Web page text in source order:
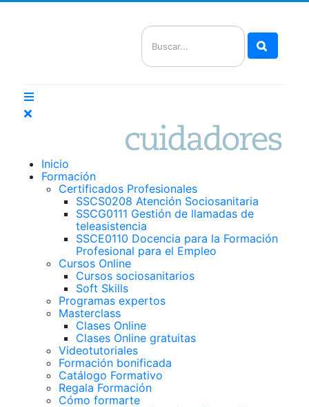
Inicio
Formación
Certificados Profesionales
SSCS0208 Atención Sociosanitaria
SSCG0111 Gestión de llamadas de
teleasistencia
SSCE0110 Docencia para la Formación
Profesional para el Empleo
Cursos Online
Cursos sociosanitarios
Soft Skills
Programas expertos
Masterclass
Clases Online
Clases Online gratuitas
Videotutoriales
Formación bonificada
Catálogo Formativo
Regala Formación
Cómo formarte